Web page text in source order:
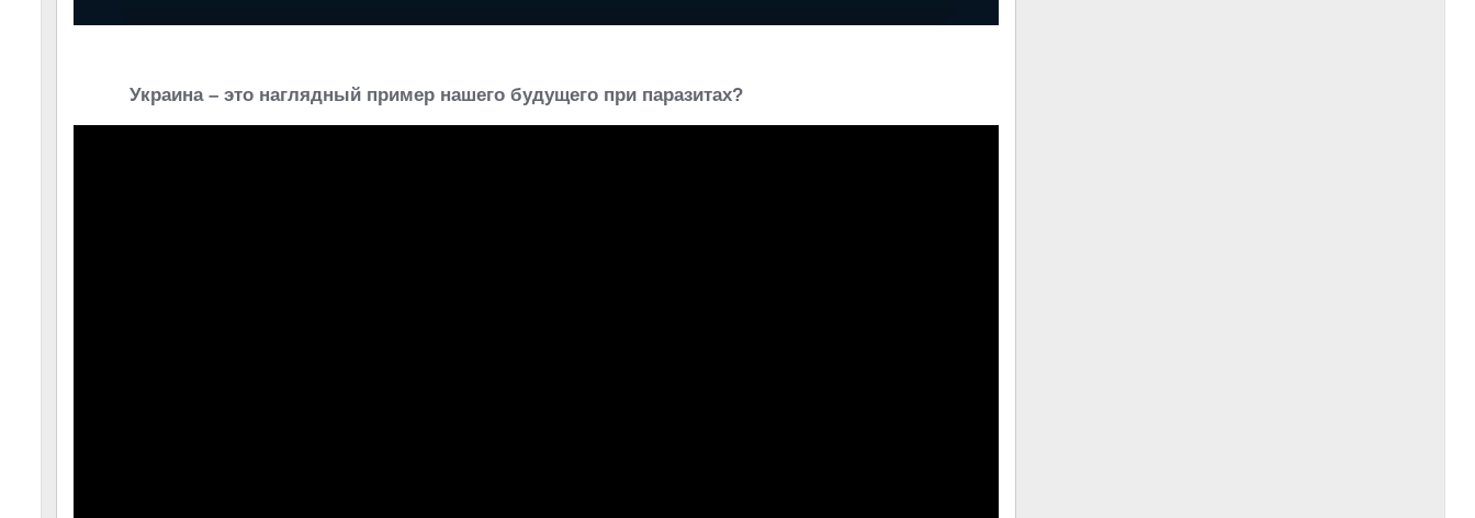
Украина – это наглядный пример нашего будущего при паразитах?